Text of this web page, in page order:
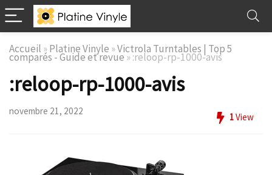
Accueil »Platine Vinyle »Victrola Turntables | Top 5
comparés - Guide et revue »:reloop-rp-1000-avis
:reloop-rp-1000-avis
novembre 21, 2022
1View